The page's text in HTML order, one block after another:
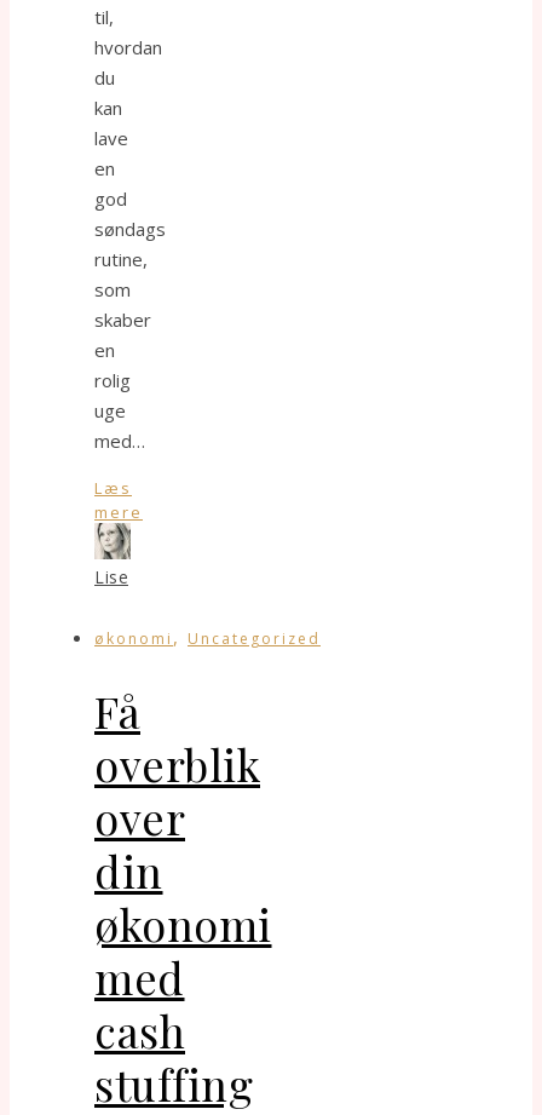
til,
hvordan
du
kan
lave
en
god
søndags
rutine,
som
skaber
en
rolig
uge
med…
Læs
mere
Lise
økonomi , Uncategorized
Få
overblik
over
din
økonomi
med
cash
stuffing